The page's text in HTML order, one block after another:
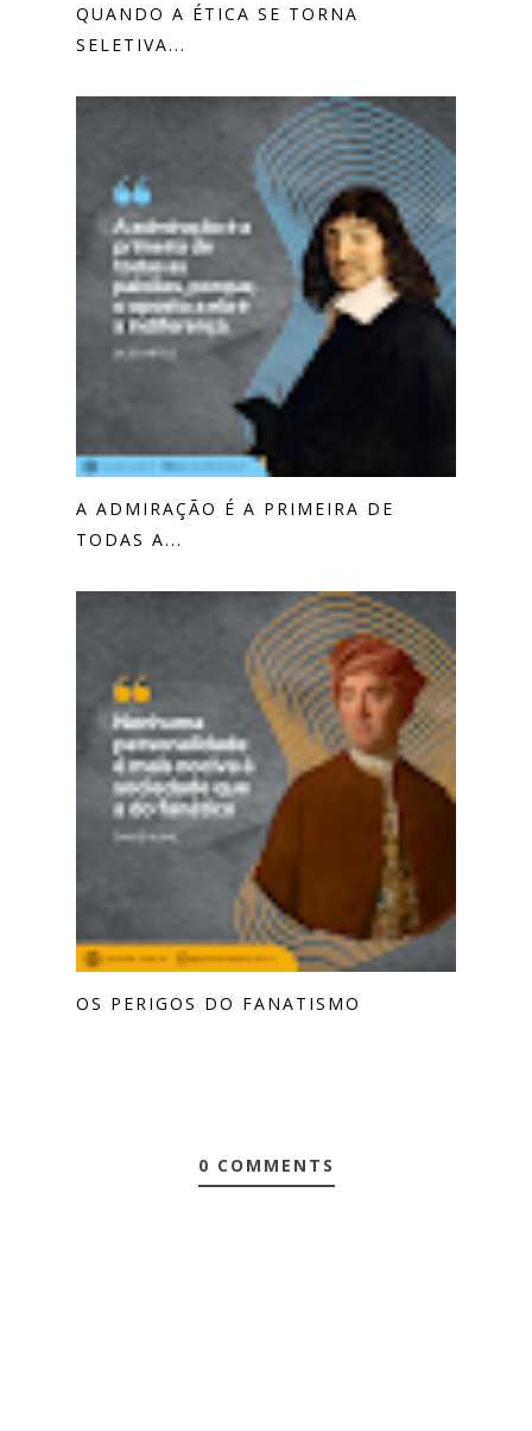
QUANDO A ÉTICA SE TORNA
SELETIVA...
A ADMIRAÇÃO É A PRIMEIRA DE
TODAS A...
OS PERIGOS DO FANATISMO
0 COMMENTS